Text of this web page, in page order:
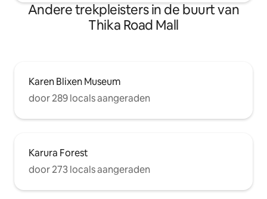
Andere trekpleisters in de buurt van
Thika Road Mall
Karen Blixen Museum
door 289 locals aangeraden
Karura Forest
door 273 locals aangeraden